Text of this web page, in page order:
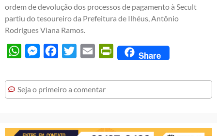
ordem de devolução dos processos de pagamento à Secult
partiu do tesoureiro da Prefeitura de Ilhéus, Antônio
Rodrigues Viana Ramos.
WhatsAppMessengerFacebook
Twitter Email PrintFriendly
Share
Seja o primeiro a comentar